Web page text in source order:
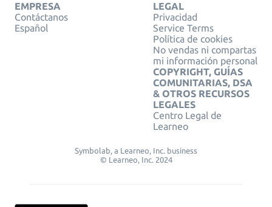
EMPRESA
Contáctanos
Español
LEGAL
Privacidad
Service Terms
Política de cookies
No vendas ni compartas
mi información personal
COPYRIGHT, GUÍAS
COMUNITARIAS, DSA
& OTROS RECURSOS
LEGALES
Centro Legal de
Learneo
Symbolab, a Learneo, Inc. business
© Learneo, Inc. 2024